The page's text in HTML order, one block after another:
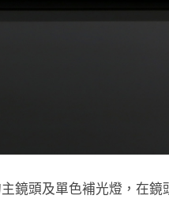
鏡頭及單色補光燈，在鏡